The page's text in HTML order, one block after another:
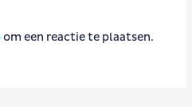
om een reactie te plaatsen.